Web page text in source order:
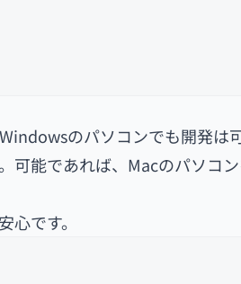
のパソコンでも開発は
可能であれば、Macのパソコ
です。